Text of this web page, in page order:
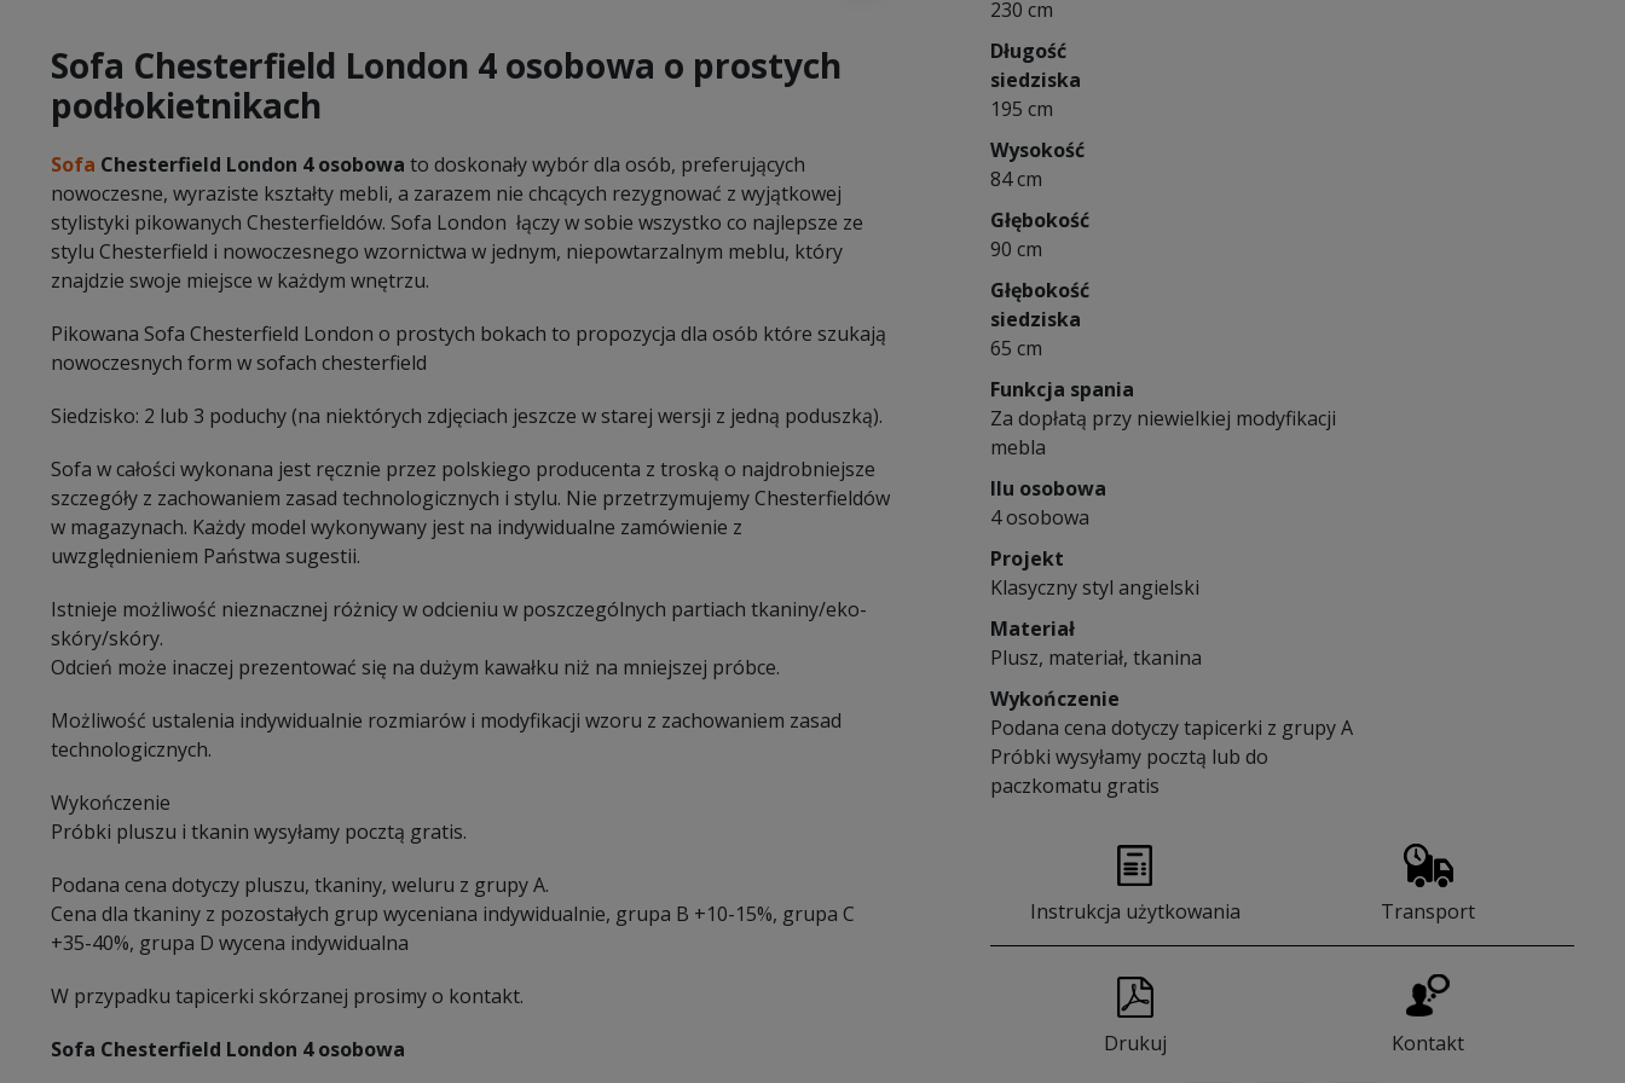
Sofa Chesterfield London 4 osobowa o prostych
podłokietnikach
Sofa Chesterfield London 4 osobowa to doskonały wybór dla osób, preferujących
nowoczesne, wyraziste kształty mebli, a zarazem nie chcących rezygnować z wyjątkowej
stylistyki pikowanych Chesterfieldów. Sofa London łączy w sobie wszystko co najlepsze ze
stylu Chesterfield i nowoczesnego wzornictwa w jednym, niepowtarzalnym meblu, który
znajdzie swoje miejsce w każdym wnętrzu.
Pikowana Sofa Chesterfield London o prostych bokach to propozycja dla osób które szukają
nowoczesnych form w sofach chesterfield
Siedzisko: 2 lub 3 poduchy (na niektórych zdjęciach jeszcze w starej wersji z jedną poduszką).
Sofa w całości wykonana jest ręcznie przez polskiego producenta z troską o najdrobniejsze
szczegóły z zachowaniem zasad technologicznych i stylu. Nie przetrzymujemy Chesterfieldów
w magazynach. Każdy model wykonywany jest na indywidualne zamówienie z
uwzględnieniem Państwa sugestii.
Istnieje możliwość nieznacznej różnicy w odcieniu w poszczególnych partiach tkaniny/eko-
skóry/skóry.
Odcień może inaczej prezentować się na dużym kawałku niż na mniejszej próbce.
Możliwość ustalenia indywidualnie rozmiarów i modyfikacji wzoru z zachowaniem zasad
technologicznych.
Wykończenie
Próbki pluszu i tkanin wysyłamy pocztą gratis.
Podana cena dotyczy pluszu, tkaniny, weluru z grupy A.
Cena dla tkaniny z pozostałych grup wyceniana indywidualnie, grupa B +10-15%, grupa C
+35-40%, grupa D wycena indywidualna
W przypadku tapicerki skórzanej prosimy o kontakt.
Sofa Chesterfield London 4 osobowa
230 cm
Długość
siedziska
195 cm
Wysokość
84 cm
Głębokość
90 cm
Głębokość
siedziska
65 cm
Funkcja spania
Za dopłatą przy niewielkiej modyfikacji
mebla
Ilu osobowa
4 osobowa
Projekt
Klasyczny styl angielski
Materiał
Plusz, materiał, tkanina
Wykończenie
Podana cena dotyczy tapicerki z grupy A
Próbki wysyłamy pocztą lub do
paczkomatu gratis
Instrukcja użytkowania Transport
Drukuj Kontakt